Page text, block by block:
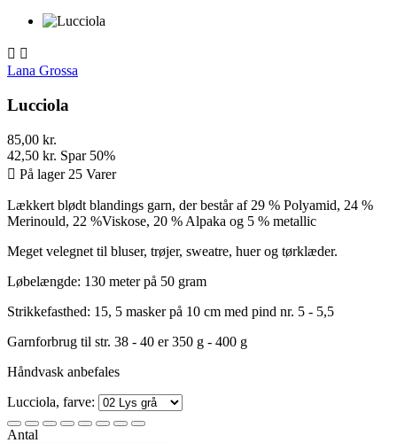
 
Lana Grossa
Lucciola
85,00 kr.
42,50 kr. Spar 50%
 På lager 25 Varer
Lækkert blødt blandings garn, der består af 29 % Polyamid, 24 %
Merinould, 22 %Viskose, 20 % Alpaka og 5 % metallic
Meget velegnet til bluser, trøjer, sweatre, huer og tørklæder.
Løbelængde: 130 meter på 50 gram
Strikkefasthed: 15, 5 masker på 10 cm med pind nr. 5 - 5,5
Garnforbrug til str. 38 - 40 er 350 g - 400 g
Håndvask anbefales
Lucciola, farve:
Antal